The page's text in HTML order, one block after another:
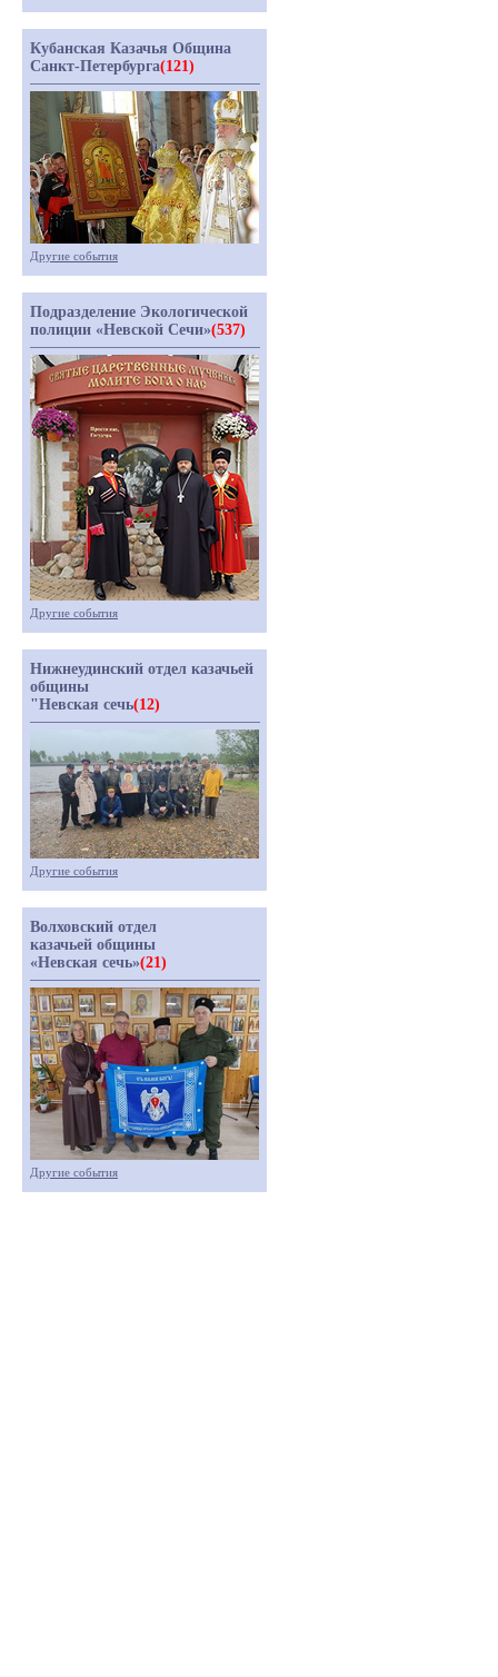
Кубанская Казачья Община
Санкт-Петербурга(121)
Другие события
Подразделение Экологической
полиции «Невской Сечи»(537)
Другие события
Нижнеудинский отдел казачьей
общины
"Невская сечь(12)
Другие события
Волховский отдел
казачьей общины
«Невская сечь»(21)
Другие события